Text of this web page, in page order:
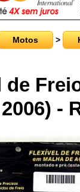
Motos >
de
-